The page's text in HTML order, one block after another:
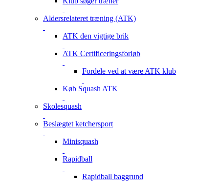
Aldersrelateret træning (ATK)
ATK den vigtige brik
ATK Certificeringsforløb
Fordele ved at være ATK klub
Køb Squash ATK
Skolesquash
Beslægtet ketchersport
Minisquash
Rapidball
Rapidball baggrund